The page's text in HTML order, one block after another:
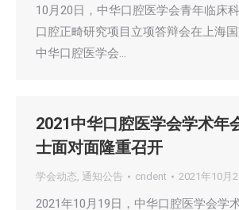
10月20日，中华口腔医学会青年临床
口腔正畸研究项目立项答辩会在上海
中华口腔医学会…
2021中华口腔医学会学术年
士面对面隆重召开
学会动态, 通知公告 cndent 2021年10月
2021年10月19日，中华口腔医学会学